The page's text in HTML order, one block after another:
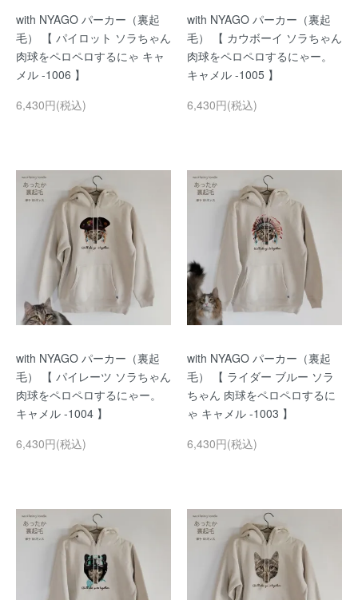
with NYAGO パーカー（裏起
毛） 【 パイロット ソラちゃん
肉球をペロペロするにゃ キャ
メル -1006 】
6,430円(税込)
with NYAGO パーカー（裏起
毛） 【 カウボーイ ソラちゃん
肉球をペロペロするにゃー。
キャメル -1005 】
6,430円(税込)
with NYAGO パーカー（裏起
毛） 【 パイレーツ ソラちゃん
肉球をペロペロするにゃー。
キャメル -1004 】
6,430円(税込)
with NYAGO パーカー（裏起
毛） 【 ライダー ブルー ソラ
ちゃん 肉球をペロペロするに
ゃ キャメル -1003 】
6,430円(税込)